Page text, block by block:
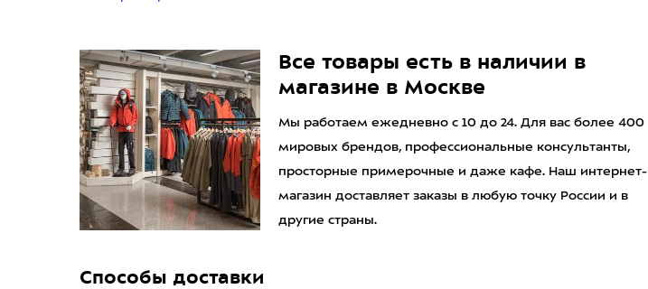
Все товары есть в наличии в
магазине в Москве
Мы работаем ежедневно с 10 до 24. Для вас более 400
мировых брендов, профессиональные консультанты,
просторные примерочные и даже кафе. Наш интернет-
магазин доставляет заказы в любую точку России и в
другие страны.
Способы доставки